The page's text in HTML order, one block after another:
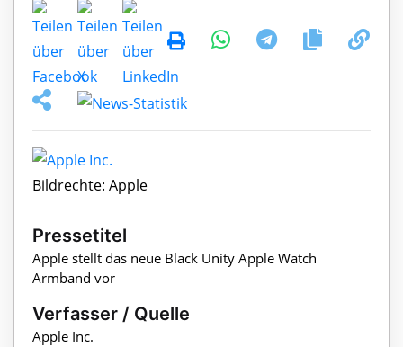
Bildrechte: Apple
Pressetitel
Apple stellt das neue Black Unity Apple Watch
Armband vor
Verfasser / Quelle
Apple Inc.